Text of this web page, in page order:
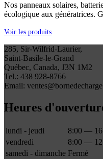
Nos panneaux solaires,
écologique aux génératrices.
Voir les produits
285, Sir-Wilfrid-Laurier,
Saint-Basile-le-Grand
Québec, Canada, J3N 1M2
Tel.: 438 928-8766
Email:
Heures
lundi - jeudi
8:00 —
vendredi
8:00 —
samedi - dimanche Fermé